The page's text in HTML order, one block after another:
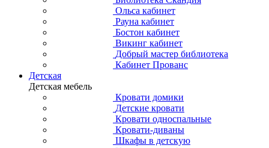
Ольса кабинет
Рауна кабинет
Бостон кабинет
Викинг кабинет
Добрый мастер библиотека
Кабинет Прованс
Детская
Детская мебель
Кровати домики
Детские кровати
Кровати односпальные
Кровати-диваны
Шкафы в детскую